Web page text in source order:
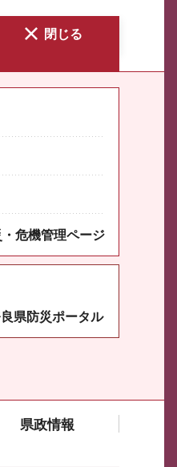
閉じる
・危機管理ページ
県防災ポータル
県政情報